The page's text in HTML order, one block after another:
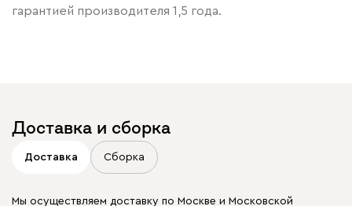
гарантией производителя 1,5 года.
Доставка и сборка
Доставка Сборка
Мы осуществляем доставку по Москве и Московской